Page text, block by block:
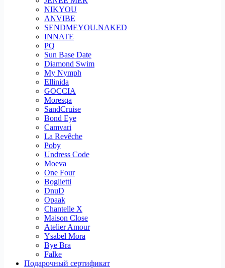
NIKYOU
ANVIBE
SENDMEYOU.NAKED
INNATE
PQ
Sun Base Date
Diamond Swim
My Nymph
Ellinida
GOCCIA
Moresqa
SandCruise
Bond Eye
Camvari
La Revêche
Poby
Undress Code
Moeva
One Four
Boglietti
DnuD
Opaak
Chantelle X
Maison Close
Atelier Amour
Ysabel Mora
Bye Bra
Falke
Подарочный сертификат